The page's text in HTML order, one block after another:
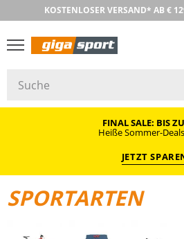
KOSTENLOSER VERSAND* AB €
FINAL SALE: BIS
Heiße Sommer-
JETZT
SPORTARTEN